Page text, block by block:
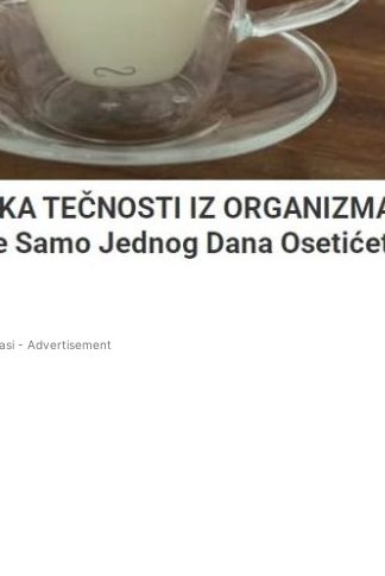
- Advertisement